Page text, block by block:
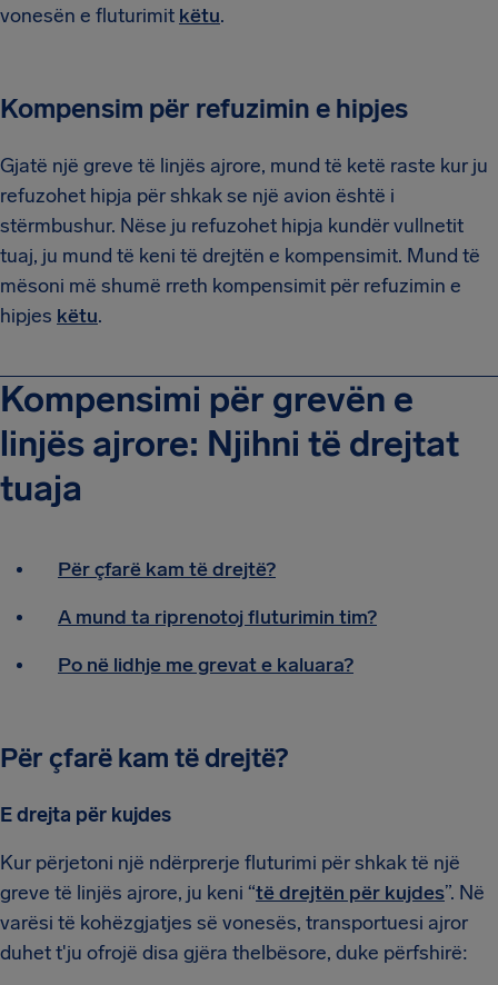
vonesën e fluturimit këtu.
Kompensim për refuzimin e hipjes
Gjatë një greve të linjës ajrore, mund të ketë raste kur ju
refuzohet hipja për shkak se një avion është i
stërmbushur. Nëse ju refuzohet hipja kundër vullnetit
tuaj, ju mund të keni të drejtën e kompensimit. Mund të
mësoni më shumë rreth kompensimit për refuzimin e
hipjes këtu.
Kompensimi për grevën e
linjës ajrore: Njihni të drejtat
tuaja
Për çfarë kam të drejtë?
A mund ta riprenotoj fluturimin tim?
Po në lidhje me grevat e kaluara?
Për çfarë kam të drejtë?
E drejta për kujdes
Kur përjetoni një ndërprerje fluturimi për shkak të një
greve të linjës ajrore, ju keni “të drejtën për kujdes”. Në
varësi të kohëzgjatjes së vonesës, transportuesi ajror
duhet t'ju ofrojë disa gjëra thelbësore, duke përfshirë: